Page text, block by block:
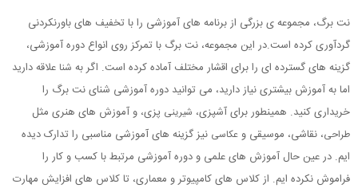
نت برگ، مجموعه ی بزرگی از برنامه های آموزشی را با تخفیف های باورنکردنی
گردآوری کرده است.در این مجموعه، نت برگ با تمرکز روی انواع دوره آموزشی،
گزینه های گسترده ای را برای اقشار مختلف آماده کرده است. اگر به شنا علاقه دارید
اما به آموزش بیشتری نیاز دارید، می توانید دوره آموزشی شنای نت برگ را
خریداری کنید. همینطور برای آشپزی، شیرینی پزی، و آموزش های هنری مثل
طراحی، نقاشی، موسیقی و عکاسی نیز گزینه های آموزشی مناسبی را تدارک دیده
ایم. در عین حال آموزش های علمی و دوره آموزشی مرتبط با کسب و کار را
فراموش نکرده ایم. از کلاس های کامپیوتر و معماری، تا کلاس های افزایش مهارت